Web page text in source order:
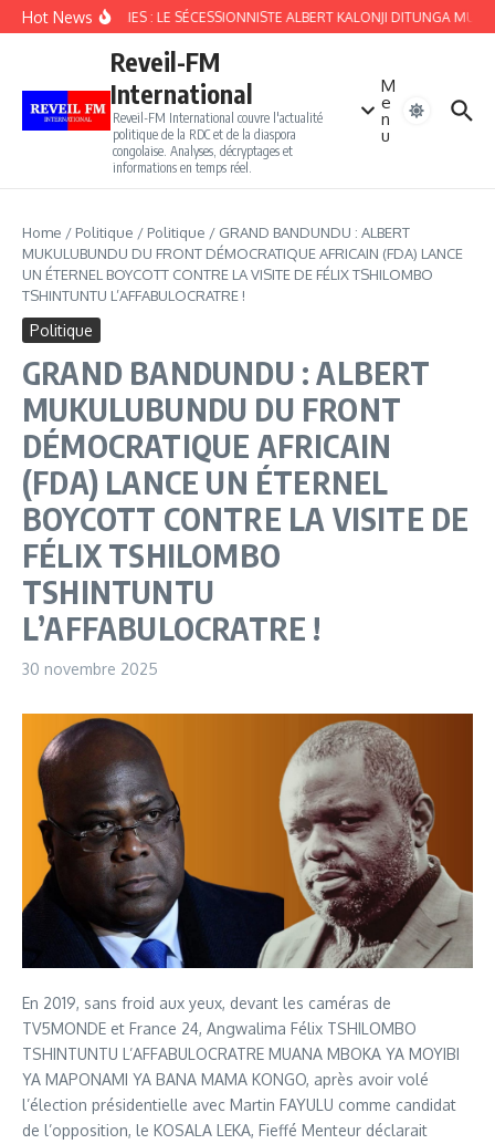
Aller au contenu
Hot News
FOURBERIES : LE SÉCESSIONNISTE ALBERT KALONJI DITUNGA
Reveil-FM
International
Reveil-FM International couvre l'actualité
politique de la RDC et de la diaspora
congolaise. Analyses, décryptages et
informations en temps réel.
M
e
n
u
Home / Politique / Politique / GRAND BANDUNDU : ALBERT
MUKULUBUNDU DU FRONT DÉMOCRATIQUE AFRICAIN (FDA) LANCE
UN ÉTERNEL BOYCOTT CONTRE LA VISITE DE FÉLIX TSHILOMBO
TSHINTUNTU L’AFFABULOCRATRE !
Politique
GRAND BANDUNDU : ALBERT
MUKULUBUNDU DU FRONT
DÉMOCRATIQUE AFRICAIN
(FDA) LANCE UN ÉTERNEL
BOYCOTT CONTRE LA VISITE DE
FÉLIX TSHILOMBO
TSHINTUNTU
L’AFFABULOCRATRE !
30 novembre 2025
En 2019, sans froid aux yeux, devant les caméras de
TV5MONDE et France 24, Angwalima Félix TSHILOMBO
TSHINTUNTU L’AFFABULOCRATRE MUANA MBOKA YA MOYIBI
YA MAPONAMI YA BANA MAMA KONGO, après avoir volé
l’élection présidentielle avec Martin FAYULU comme candidat
de l’opposition, le KOSALA LEKA, Fieffé Menteur déclarait